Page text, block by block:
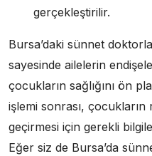
gerçekleştirilir.
Bursa’daki sünnet
sayesinde ailelerin
çocukların sağlığını ön
işlemi sonrası,
geçirmesi için gerekli
Eğer siz de Bursa’da